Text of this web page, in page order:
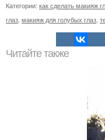
Категории: как сделать макияж
глаз, макияж для голубых глаз,
Читайте также